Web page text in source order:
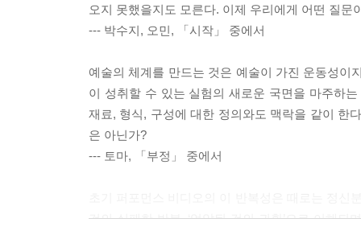
오지 못했을지도 모른다. 이제 우리에게 어떤 질
--- 박수지, 오민, 「시작」 중에서
예술의 체계를 만드는 것은 예술이 가진 운동성이
이 성취할 수 있는 실험의 새로운 국면을 마주하
재료, 형식, 구성에 대한 정의와도 맥락을 같이 한
은 아닌가?
--- 토마, 「부정」 중에서
것의 실패한 반복, ‘억압된 것의 귀환’으로 이해